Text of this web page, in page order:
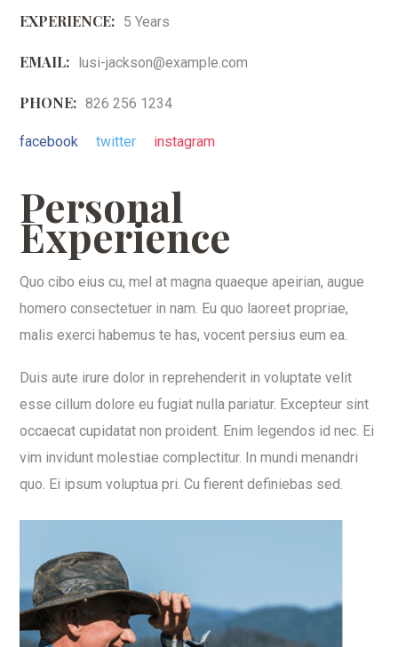
EXPERIENCE: 5 Years
EMAIL: lusi-jackson@example.com
PHONE: 826 256 1234
facebook twitter instagram
Personal
Experience
Quo cibo eius cu, mel at magna quaeque apeirian, augue
homero consectetuer in nam. Eu quo laoreet propriae,
malis exerci habemus te has, vocent persius eum ea.
Duis aute irure dolor in reprehenderit in voluptate velit
esse cillum dolore eu fugiat nulla pariatur. Excepteur sint
occaecat cupidatat non proident. Enim legendos id nec. Ei
vim invidunt molestiae complectitur. In mundi menandri
quo. Ei ipsum voluptua pri. Cu fierent definiebas sed.